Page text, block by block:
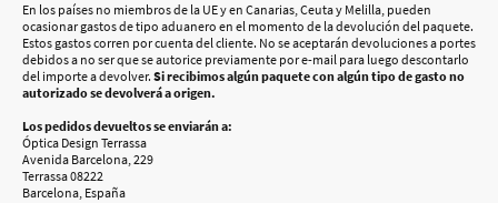
En los países no miembros de la UE y en Canarias, Ceuta y Melilla, pueden
ocasionar gastos de tipo aduanero en el momento de la devolución del paquete.
Estos gastos corren por cuenta del cliente. No se aceptarán devoluciones a portes
debidos a no ser que se autorice previamente por e-mail para luego descontarlo
del importe a devolver. Si recibimos algún paquete con algún tipo de gasto no
autorizado se devolverá a origen.
Los pedidos devueltos se enviarán a:
Óptica Design Terrassa
Avenida Barcelona, 229
Terrassa 08222
Barcelona, España